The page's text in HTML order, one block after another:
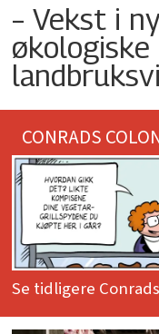
– Vekst i
økologiske
CONRADS
Se tidligere